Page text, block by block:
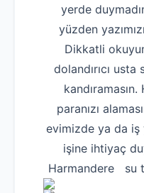
yerde
yüzden
Dikkatli
dolandırıcı
paranızı
evimizde ya da iş
işine ihtiyaç
Harmandere su